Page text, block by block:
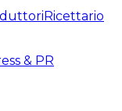
Ricettario
& PR